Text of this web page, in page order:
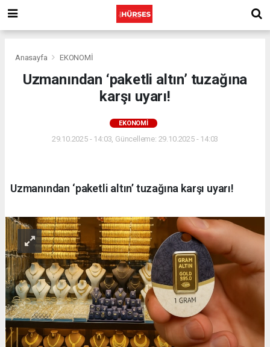
Anasayfa EKONOMİ
Uzmanından ‘paketli altın’ tuzağına
karşı uyarı!
EKONOMİ
29.10.2025 - 14:03, Güncelleme: 29.10.2025 - 14:03
Uzmanından ‘paketli altın’ tuzağına karşı uyarı!